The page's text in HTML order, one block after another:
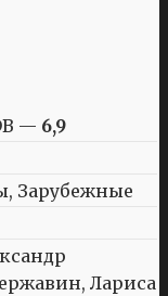
— 6,9
Зарубежные
Лариса